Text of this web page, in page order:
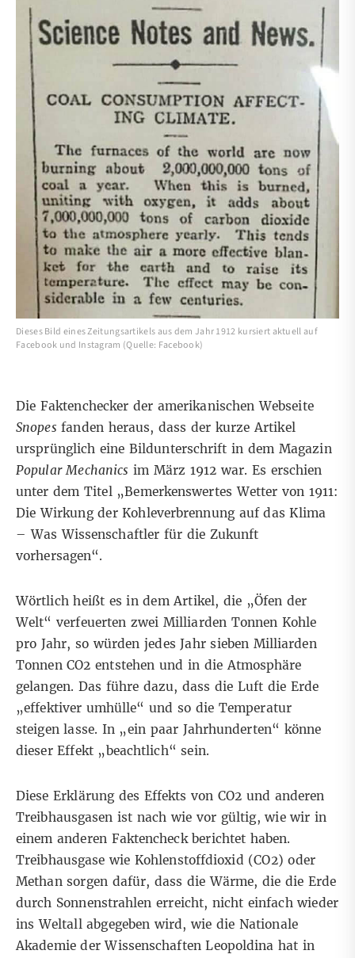
Dieses Bild eines Zeitungsartikels aus dem Jahr 1912 kursiert aktuell auf
Facebook und Instagram (Quelle: Facebook)
Die Faktenchecker der amerikanischen Webseite
Snopes fanden heraus, dass der kurze Artikel
ursprünglich eine Bildunterschrift in dem Magazin
Popular Mechanics im März 1912 war. Es erschien
unter dem Titel „Bemerkenswertes Wetter von 1911:
Die Wirkung der Kohleverbrennung auf das Klima
– Was Wissenschaftler für die Zukunft
vorhersagen“.
Wörtlich heißt es in dem Artikel, die „Öfen der
Welt“ verfeuerten zwei Milliarden Tonnen Kohle
pro Jahr, so würden jedes Jahr sieben Milliarden
Tonnen CO2 entstehen und in die Atmosphäre
gelangen. Das führe dazu, dass die Luft die Erde
„effektiver umhülle“ und so die Temperatur
steigen lasse. In „ein paar Jahrhunderten“ könne
dieser Effekt „beachtlich“ sein.
Diese Erklärung des Effekts von CO2 und anderen
Treibhausgasen ist nach wie vor gültig, wie wirin
einem anderen Faktencheckberichtet haben.
Treibhausgase wie Kohlenstoffdioxid (CO2) oder
Methan sorgen dafür, dass die Wärme, die die Erde
durch Sonnenstrahlen erreicht, nicht einfach wieder
ins Weltall abgegeben wird, wie die Nationale
Akademie der Wissenschaften Leopoldina hatin